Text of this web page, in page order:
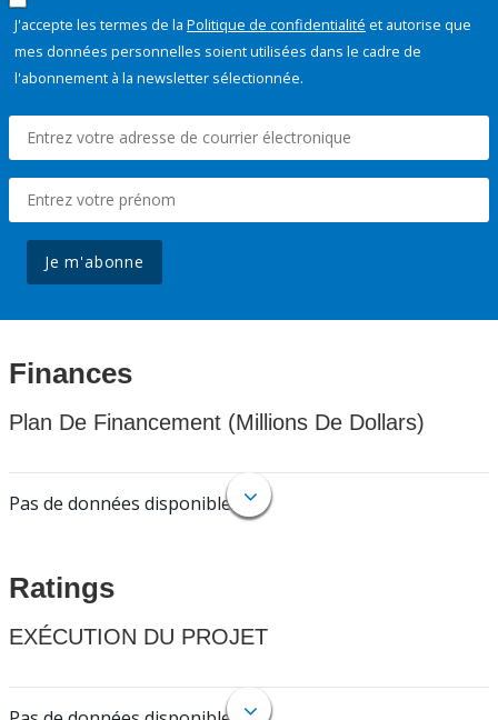
J'accepte les termes de la Politique de confidentialité et autorise que
mes données personnelles soient utilisées dans le cadre de
l'abonnement à la newsletter sélectionnée.
Je m'abonne
Finances
Plan De Financement (Millions De Dollars)
Pas de données disponibles.
Ratings
EXÉCUTION DU PROJET